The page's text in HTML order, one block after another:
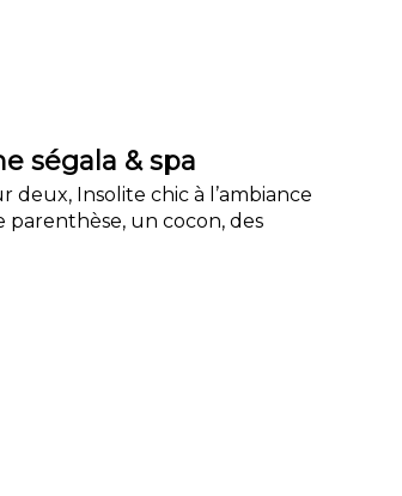
ségala & spa
Insolite chic à l’ambiance
un cocon, des